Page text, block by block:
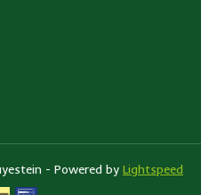
- Powered by Lightspeed